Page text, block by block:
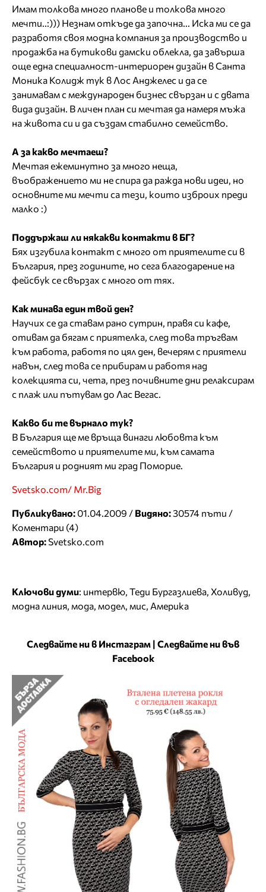
Имам толкова много планове и толкова много
мечти..:))) Незнам откъде да започна... Иска ми се да
разработя своя модна компания за производство и
продажба на бутикови дамски облекла, да завърша
още една специалност-интериорен дизайн в Санта
Моника Колидж тук в Лос Анджелес и да се
занимавам с международен бизнес свързан и с двата
вида дизайн. В личен план си мечтая да намеря мъжа
на живота си и да създам стабилно семейство.
А за какво мечтаеш?
Мечтая ежеминутно за много неща,
въображението ми не спира да ражда нови идеи, но
основните ми мечти са тези, които изброих преди
малко :)
Поддържаш ли някакви контакти в БГ?
Бях изгубила контакт с много от приятелите си в
България, през годините, но сега благодарение на
фейсбук се свързах с много от тях.
Как минава един твой ден?
Научих се да ставам рано сутрин, правя си кафе,
отивам да бягам с приятелка, след това тръгвам
към работа, работя по цял ден, вечерям с приятели
навън, след това се прибирам и работя над
колекцията си, чета, през почивните дни релаксирам
с плаж или пътувам до Лас Вегас.
Какво би те върнало тук?
В България ще ме връща винаги любовта към
семейството и приятелите ми, към самата
България и родният ми град Поморие.
Svetsko.com/ Mr.Big
Публикувано: 01.04.2009 / Видяно:30574 пъти /
Коментари (4)
Автор:Svetsko.com
Ключови думи: интервю, Теди Бургазлиева, Холивуд,
модна линия, мода, модел, мис, Америка
Следвайте ни в Инстаграм | Следвайте ни във
Facebook